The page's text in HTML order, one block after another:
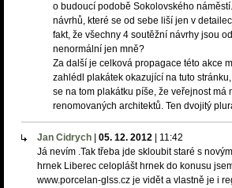
o budoucí podobě Sokolovského
návrhů, které se od sebe liší jen v
fakt, že všechny 4 soutěžní návrhy jsou
nenormální jen mně?
Za další je celková propagace této akce
zahlédl plakátek okazující na tuto
se na tom plakátku píše, že veřejnost má
renomovaných architektů. Ten dvojitý
Jan Cidrych 05. 12. 2012 11:42
Já nevím .Tak třeba jde skloubit staré s
hrnek Liberec celoplášt hrnek do konusu
www.porcelan-glss.cz je vidět a vlastně je i